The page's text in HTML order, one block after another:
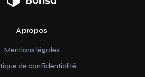
A propos
Mentions légales
de confidentialité